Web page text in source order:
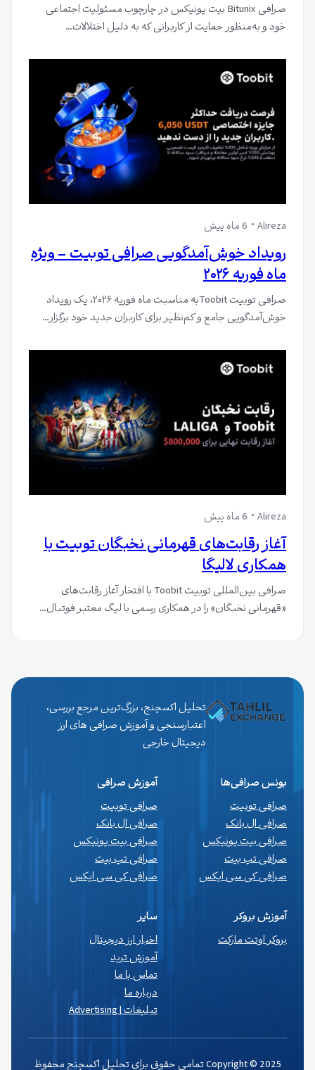
صرافی Bitunix بیت یونیکس در چارچوب مسئولیت اجتماعی
خود و به‌منظور حمایت از کاربرانی که به دلیل اختلالات…
Alireza 6 ماه پیش
رویداد خوش‌آمدگویی صرافی توبیت – ویژه
ماه فوریه ۲۰۲۶
صرافی توبیت Toobitبه مناسبت ماه فوریه ۲۰۲۶، یک رویداد
خوش‌آمدگویی جامع و کم‌نظیر برای کاربران جدید خود برگزار…
Alireza 6 ماه پیش
آغاز رقابت‌های قهرمانی نخبگان توبیت با
همکاری لالیگا
صرافی بین‌المللی توبیت Toobit با افتخار آغاز رقابت‌های
«قهرمانی نخبگان» را در همکاری رسمی با لیگ معتبر فوتبال…
تحلیل اکسچنج، بزرگ‌ترین مرجع بررسی،
اعتبارسنجی و آموزش صرافی های ارز
دیجیتال خارجی
بونس صرافی‌ها
صرافی توبیت
صرافی ال بانک
صرافی بیت یونیکس
صرافی تپ بیت
صرافی کی سی ایکس
آموزش صرافی
صرافی توبیت
صرافی ال بانک
صرافی بیت یونیکس
صرافی تپ بیت
صرافی کی سی ایکس
آموزش بروکر
بروکر اوتت مارکت
سایر
اخبار ارز دیجیتال
آموزش ترید
تماس با ما
درباره ما
تبلیغات | Advertising
Copyright © 2025 تمامی حقوق برای تحلیل اکسچنج محفوظ